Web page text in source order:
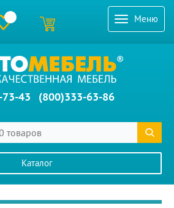
Меню
43 (800)333-63-86
Каталог